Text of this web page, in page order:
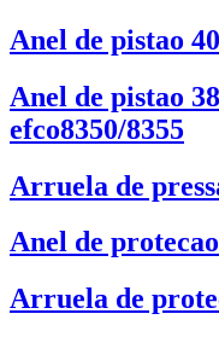
Anel de pistao
Anel de pistao
efco8350/8355
Arruela de
Anel de
Arruela de